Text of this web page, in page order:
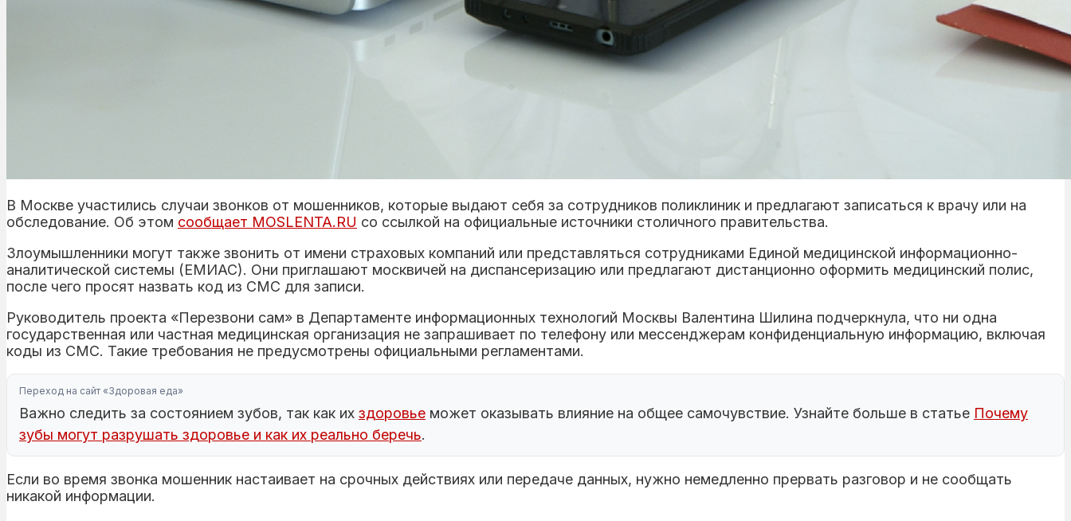
В Москве участились случаи звонков от мошенников, которые выдают себя за сотрудников поликлиник и предлагают записаться к врачу или на
обследование. Об этом сообщает MOSLENTA.RU со ссылкой на официальные источники столичного правительства.
Злоумышленники могут также звонить от имени страховых компаний или представляться сотрудниками Единой медицинской информационно-
аналитической системы (ЕМИАС). Они приглашают москвичей на диспансеризацию или предлагают дистанционно оформить медицинский полис,
после чего просят назвать код из СМС для записи.
Руководитель проекта «Перезвони сам» в Департаменте информационных технологий Москвы Валентина Шилина подчеркнула, что ни одна
государственная или частная медицинская организация не запрашивает по телефону или мессенджерам конфиденциальную информацию, включая
коды из СМС. Такие требования не предусмотрены официальными регламентами.
Переход на сайт «Здоровая еда»
Важно следить за состоянием зубов, так как их здоровье может оказывать влияние на общее самочувствие. Узнайте больше в статье Почему
зубы могут разрушать здоровье и как их реально беречь.
Если во время звонка мошенник настаивает на срочных действиях или передаче данных, нужно немедленно прервать разговор и не сообщать
никакой информации.